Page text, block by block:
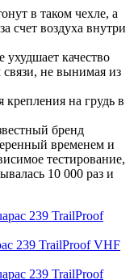
в таком чехле, а
счет воздуха внутри
качество
связи, не вынимая из
на грудь в
бренд
временем и
тестирование,
10 000 раз и
239 TrailProof VHF